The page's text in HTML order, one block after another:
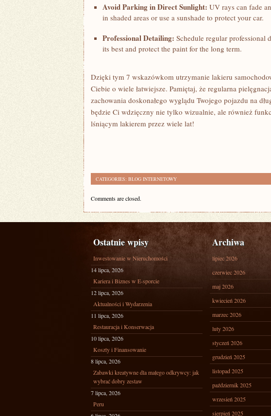
Avoid Parking​ in ⁢Direct Sunlight: UV ⁣rays can fade​
in shaded‍ areas or use a sunshade to protect your car.
Professional⁣ Detailing: Schedule regular professional
its best and protect the paint for the⁤ long ⁤term.
Dzięki tym 7 wskazówkom utrzymanie lakieru
⁣Ciebie o wiele łatwiejsze. Pamiętaj, że regularna
zachowania doskonałego wyglądu Twojego pojazdu na⁣
będzie Ci wdzięczny nie tylko wizualnie, ale również
lśniącym ⁢lakierem przez wiele lat!
CATEGORIES: BLOG INTERNETOWY
Comments are closed.
Ostatnie wpisy
Inwestowanie w Nieruchomości
14 lipca, 2026
Kariera i Biznes w E-sporcie
12 lipca, 2026
Aktualności i Wydarzenia
11 lipca, 2026
Restauracja i Konserwacja
10 lipca, 2026
Koszty i Finansowanie
8 lipca, 2026
Zabawki kreatywne dla małego odkrywcy: jak
wybrać dobry zestaw
7 lipca, 2026
Peru
Archiwa
lipiec 2026
czerwiec 2026
maj 2026
kwiecień 2026
marzec 2026
luty 2026
styczeń 2026
grudzień 2025
listopad 2025
październik 2025
wrzesień 2025
sierpień 2025